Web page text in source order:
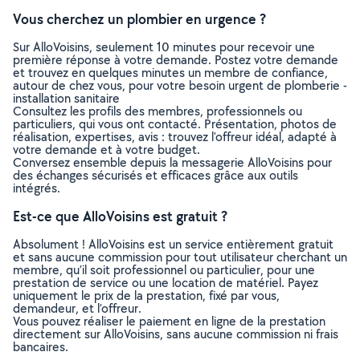
Vous cherchez un plombier en urgence ?
Sur AlloVoisins, seulement 10 minutes pour recevoir une
première réponse à votre demande. Postez votre demande
et trouvez en quelques minutes un membre de confiance,
autour de chez vous, pour votre besoin urgent de plomberie -
installation sanitaire
Consultez les profils des membres, professionnels ou
particuliers, qui vous ont contacté. Présentation, photos de
réalisation, expertises, avis : trouvez l'offreur idéal, adapté à
votre demande et à votre budget.
Conversez ensemble depuis la messagerie AlloVoisins pour
des échanges sécurisés et efficaces grâce aux outils
intégrés.
Est-ce que AlloVoisins est gratuit ?
Absolument ! AlloVoisins est un service entièrement gratuit
et sans aucune commission pour tout utilisateur cherchant un
membre, qu’il soit professionnel ou particulier, pour une
prestation de service ou une location de matériel. Payez
uniquement le prix de la prestation, fixé par vous,
demandeur, et l’offreur.
Vous pouvez réaliser le paiement en ligne de la prestation
directement sur AlloVoisins, sans aucune commission ni frais
bancaires.